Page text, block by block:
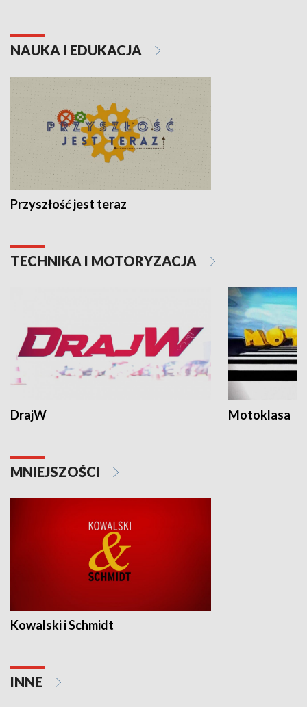
NAUKA I EDUKACJA
Przyszłość jest teraz
TECHNIKA I MOTORYZACJA
DrajW Motoklasa
MNIEJSZOŚCI
Kowalski i Schmidt
INNE